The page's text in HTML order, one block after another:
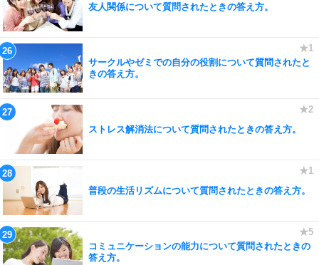
友人関係について質問されたときの答え方。
サークルやゼミでの自分の役割について質問されたと
きの答え方。
ストレス解消法について質問されたときの答え方。
普段の生活リズムについて質問されたときの答え方。
コミュニケーションの能力について質問されたときの
答え方。